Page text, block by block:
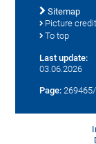
Sitemap
Picture
To top
Last update:
03.06.2026
Page: